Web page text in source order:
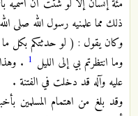
مئة إنسان إلا لو شئت أن أسميه
ذلك مما علمنيه رسول الله صلى
وكان يقول : ( لو حدثتكم بكل ما
وما انتظرتم بي إلى الليل 1
.
عليه وآله قد دخلت في الفتنة .
وقد بلغ من اهتمام المسلمين